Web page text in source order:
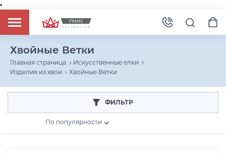
Хвойные Ветки
Главная страница
Искусственные елки
Изделия из хвои
Хвойные Ветки
ФИЛЬТР
По популярности